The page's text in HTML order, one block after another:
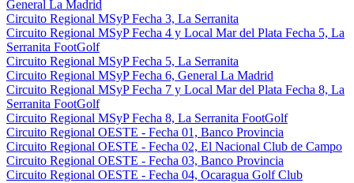
General La Madrid
Circuito Regional MSyP Fecha 3, La Serranita
Circuito Regional MSyP Fecha 4 y Local Mar del Plata Fecha 5, La
Serranita FootGolf
Circuito Regional MSyP Fecha 5, La Serranita
Circuito Regional MSyP Fecha 6, General La Madrid
Circuito Regional MSyP Fecha 7 y Local Mar del Plata Fecha 8, La
Serranita FootGolf
Circuito Regional MSyP Fecha 8, La Serranita FootGolf
Circuito Regional OESTE - Fecha 01, Banco Provincia
Circuito Regional OESTE - Fecha 02, El Nacional Club de Campo
Circuito Regional OESTE - Fecha 03, Banco Provincia
Circuito Regional OESTE - Fecha 04, Ocaragua Golf Club